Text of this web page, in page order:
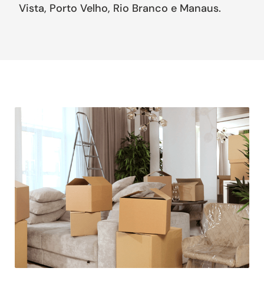
Vista, Porto Velho, Rio Branco e Manaus.